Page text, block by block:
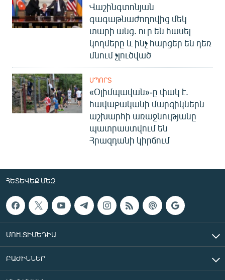
Վաշինգտոնյան
գագաթնաժողովից մեկ
տարի անց. ուր են հասել
կողմերը և ինչ հարցեր են դեռ
մնում չլուծված
ՍՊՈՐՏ
«Օլիմպավան»-ը փակ է.
հավաքականի մարզիկներն
աշխարհի առաջնությանը
պատրաստվում են
Հրազդանի կիրճում
ՀԵՏԵՎԵՔ ՄԵԶ
ՄՈՒԼՏԻՄԵԴԻԱ
ԲԱԺԻՆՆԵՐ